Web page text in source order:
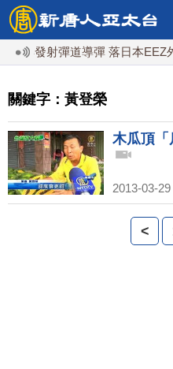
鮮發射彈道導彈 落日本EEZ外
關鍵字：黃登榮
木瓜頂「
2013-03-
<